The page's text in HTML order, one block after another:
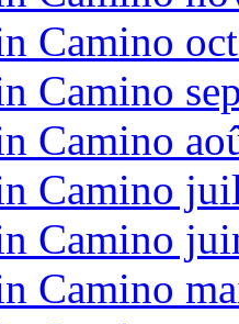
Camino
Camino
Camino
Camino
Camino
Camino